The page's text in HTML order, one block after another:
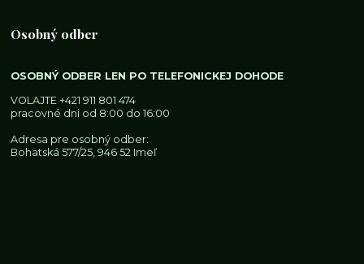
Osobný odber
OSOBNÝ ODBER LEN PO TELEFONICKEJ DOHODE
VOLAJTE+421 911 801 474
pracovné dni od 8:00 do 16:00
Adresa pre osobný odber:
Bohatská 577/25, 946 52 Imeľ